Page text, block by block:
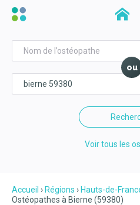
ou
Voir tous les
Accueil Régions Hauts-de-
Ostéopathes à Bierne (59380)